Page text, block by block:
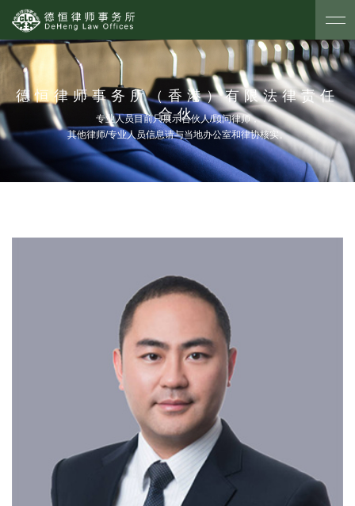
德恒律师事务所（香港）有限法律责任
合伙
专业人员目前只展示合伙人/顾问律师，
其他律师/专业人员信息请与当地办公室和律协核实。